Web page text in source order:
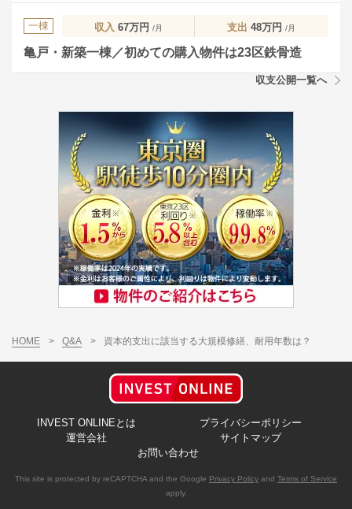
一棟 収入 67万円 /月 支出 48万円 /月
亀戸・新築一棟／初めての購入物件は23区鉄骨造
収支公開一覧へ
HOME > Q&A > 資本的支出に該当する大規模修繕、耐用年数は？
INVEST ONLINEとは
プライバシーポリシー
運営会社
サイトマップ
お問い合わせ
This site is protected by reCAPTCHA and the Google Privacy Policy and Terms of Service
apply.